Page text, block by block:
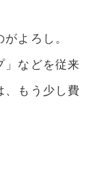
よろし。
」などを従来
、もう少し費